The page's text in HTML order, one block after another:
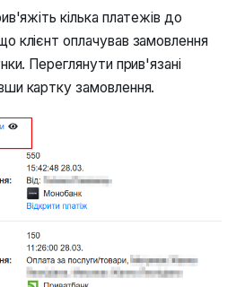
кілька платежів до
клієнт оплачував замовлення
Переглянути прив'язані
картку замовлення.